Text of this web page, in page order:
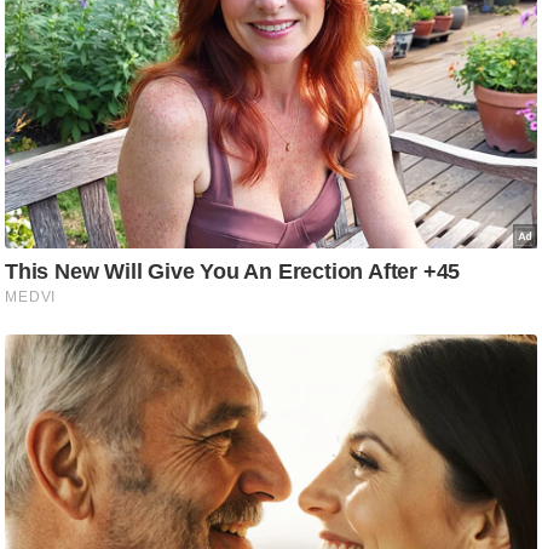
g
N
e
w
s
ला
इ
फ
स्टा
इ
ल
टे
क्नॉ
लॉ
जी
ब्यू